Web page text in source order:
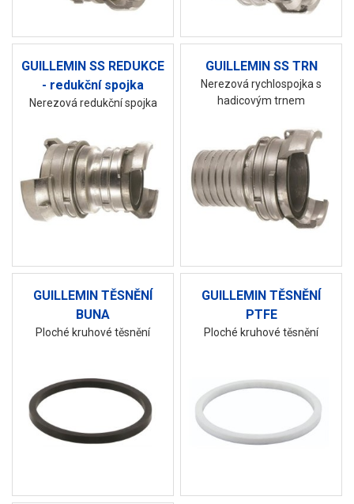
GUILLEMIN SS REDUKCE
- redukční spojka
Nerezová redukční spojka
GUILLEMIN SS TRN
Nerezová rychlospojka s
hadicovým trnem
GUILLEMIN TĚSNĚNÍ
BUNA
Ploché kruhové těsnění
GUILLEMIN TĚSNĚNÍ
PTFE
Ploché kruhové těsnění